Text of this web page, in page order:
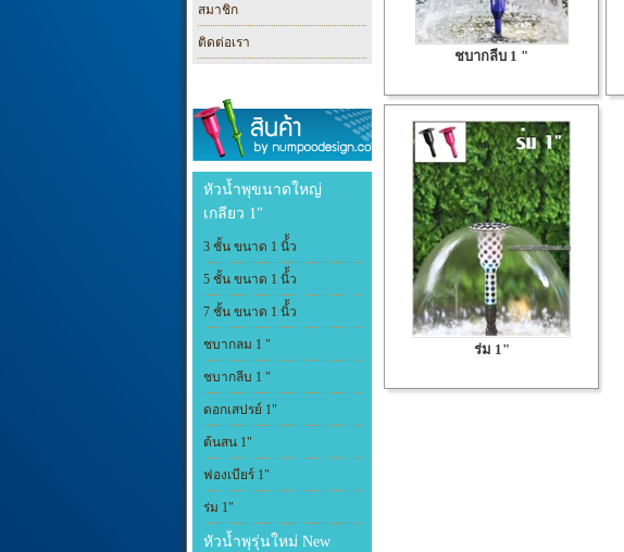
สมาชิก
ติดต่อเรา
หัวน้ำพุขนาดใหญ่
เกลียว 1"
3 ชั้น ขนาด 1 นิ้้ว
5 ชั้น ขนาด 1 นิ้้ว
7 ชั้น ขนาด 1 นิ้้ว
ชบากลม 1 "
ชบากลีบ 1 "
ดอกเสปรย์ 1"
ต้นสน 1"
ฟองเบียร์ 1"
ร่ม 1"
หัวน้ำพุรุ่นใหม่ New
ชบากลีบ 1 "
ร่ม 1"